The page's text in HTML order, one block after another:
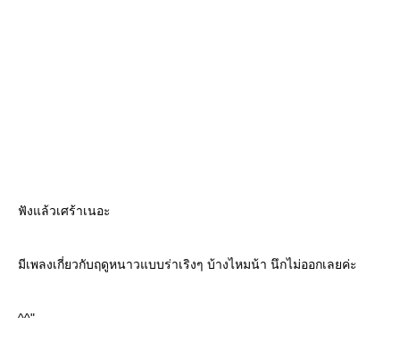
ฟังแล้วเศร้าเนอะ
มีเพลงเกี่ยวกับฤดูหนาวแบบร่าเริงๆ บ้างไหมน้า นึกไม่ออกเลยค่ะ
^^"